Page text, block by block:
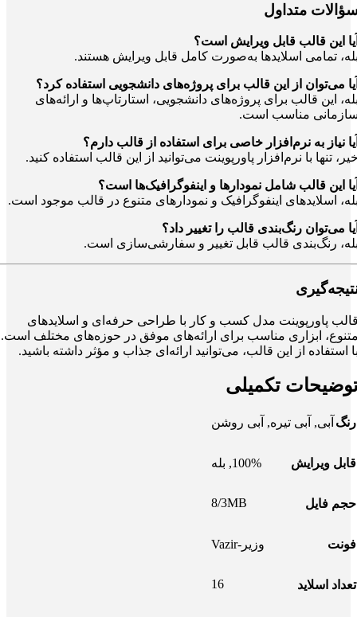
متداول
این قالب قابل ویرایش است؟
تمامی اسلایدها به‌صورت کامل قابل ویرایش هستند.
می‌توان از این قالب برای پروژه‌های دانشجویی استفاده کرد؟
این قالب برای پروژه‌های دانشجویی، استارتاپ‌ها و ارائه‌های
مناسب است.
نیاز به نرم‌افزار خاصی برای استفاده از قالب دارم؟
تنها با نرم‌افزار پاورپوینت می‌توانید از این قالب استفاده کنید.
این قالب شامل نمودارها و اینفوگرافیک‌ها است؟
اسلایدهای اینفوگرافیک و نمودارهای متنوع در قالب موجود است.
می‌توان رنگ‌بندی قالب را تغییر داد؟
رنگ‌بندی قالب قابل تغییر و سفارشی‌سازی است.
پاورپوینت مدل کسب و کار با طراحی حرفه‌ای و اسلایدهای
ابزاری مناسب برای ارائه‌های موفق در حوزه‌های مختلف است.
استفاده از این قالب، می‌توانید ارائه‌ای جذاب و مؤثر داشته باشید.
تکمیلی
رنگ آبی, آبی تیره, آبی روشن
قابل ویرایش 100%
, بله
حجم فایل 8/3MB
فونت وزیر-Vazir
تعداد اسلاید 16